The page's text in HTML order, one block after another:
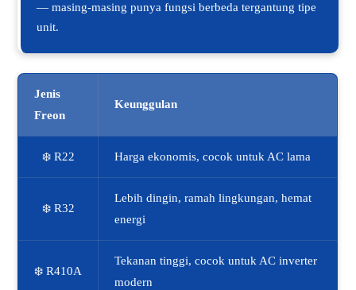
— masing-masing punya fungsi berbeda tergantung tipe
unit.
Jenis
Freon
Keunggulan
❄️ R22 Harga ekonomis, cocok untuk AC lama
❄️ R32
Lebih dingin, ramah lingkungan, hemat
energi
❄️ R410A
Tekanan tinggi, cocok untuk AC inverter
modern